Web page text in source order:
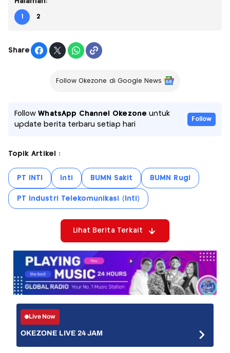
1 2
Share
Follow Okezone di Google News
FollowWhatsApp Channel Okezone untuk
update berita terbaru setiap hari
Follow
Topik Artikel :
PT INTI Inti BUMN Sakit BUMN Rugi
PT Industri Telekomunikasi (Inti)
Lihat Berita Terkait
Live Now
OKEZONE LIVE 24 JAM